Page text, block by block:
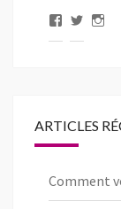
Voir Voir
ARTICLES
Comment